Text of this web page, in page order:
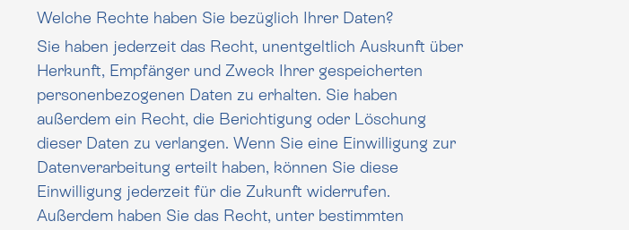
Welche Rechte haben Sie bezüglich Ihrer Daten?
Sie haben jederzeit das Recht, unentgeltlich Auskunft über
Herkunft, Empfänger und Zweck Ihrer gespeicherten
personenbezogenen Daten zu erhalten. Sie haben
außerdem ein Recht, die Berichtigung oder Löschung
dieser Daten zu verlangen. Wenn Sie eine Einwilligung zur
Datenverarbeitung erteilt haben, können Sie diese
Einwilligung jederzeit für die Zukunft widerrufen.
Außerdem haben Sie das Recht, unter bestimmten